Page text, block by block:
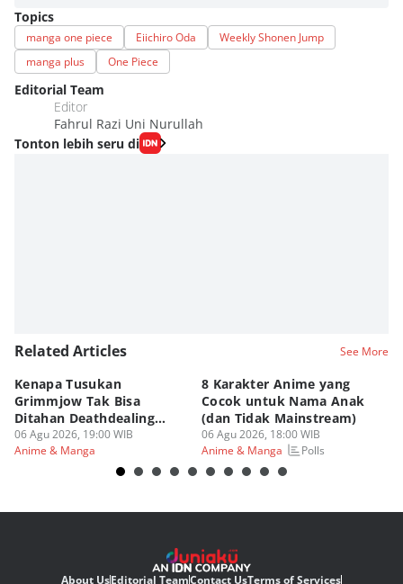
Topics
manga one piece Eiichiro Oda
Weekly Shonen Jump
manga plus
One Piece
Editorial Team
Editor
Fahrul Razi Uni Nurullah
Tonton lebih seru di
Related Articles See More
Kenapa Tusukan
Grimmjow Tak Bisa
Ditahan Deathdealing
Askin Bleach?
06 Agu 2026, 19:00 WIB
Anime & Manga
8 Karakter Anime yang
Cocok untuk Nama Anak
(dan Tidak Mainstream)
06 Agu 2026, 18:00 WIB
Anime & Manga
Polls
About UsEditorial TeamContact UsTerms of Services